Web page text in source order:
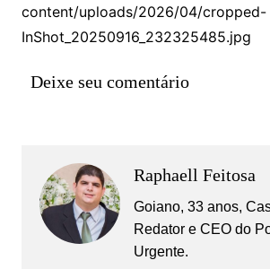
content/uploads/2026/04/cropped-
InShot_20250916_232325485.jpg
Deixe seu comentário
Raphaell Feitosa
Goiano, 33 anos,
Redator e CEO do
Urgente.